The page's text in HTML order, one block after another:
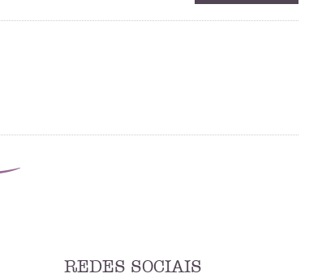
REDES SOCIAIS